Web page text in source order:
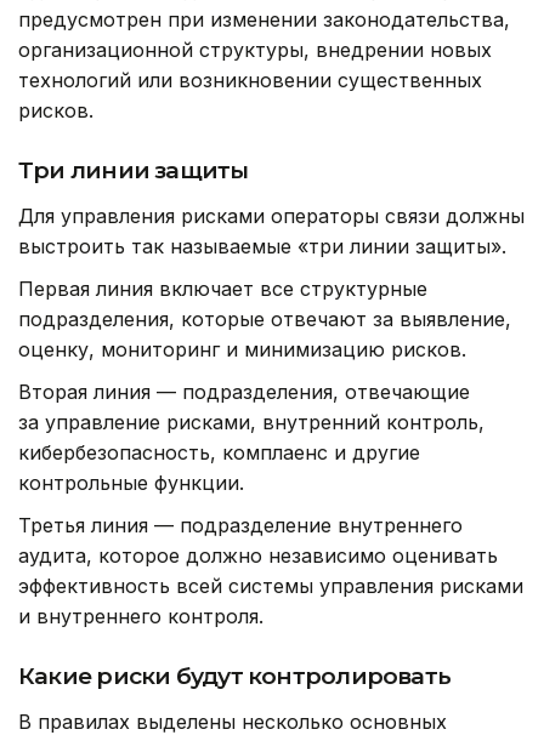
предусмотрен при изменении законодательства,
организационной структуры, внедрении новых
технологий или возникновении существенных
рисков.
Три линии защиты
Для управления рисками операторы связи должны
выстроить так называемые «три линии защиты».
Первая линия включает все структурные
подразделения, которые отвечают за выявление,
оценку, мониторинг и минимизацию рисков.
Вторая линия — подразделения, отвечающие
за управление рисками, внутренний контроль,
кибербезопасность, комплаенс и другие
контрольные функции.
Третья линия — подразделение внутреннего
аудита, которое должно независимо оценивать
эффективность всей системы управления рисками
и внутреннего контроля.
Какие риски будут контролировать
В правилах выделены несколько основных